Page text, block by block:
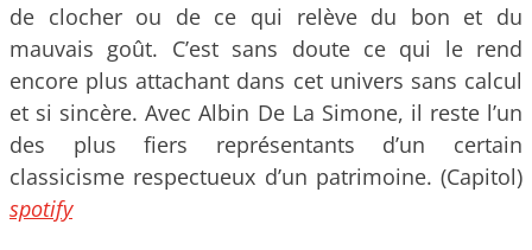
de clocher ou de ce qui relève du bon et du
mauvais goût. C’est sans doute ce qui le rend
encore plus attachant dans cet univers sans calcul
et si sincère. Avec Albin De La Simone, il reste l’un
des plus fiers représentants d’un certain
classicisme respectueux d’un patrimoine. (Capitol)
spotify